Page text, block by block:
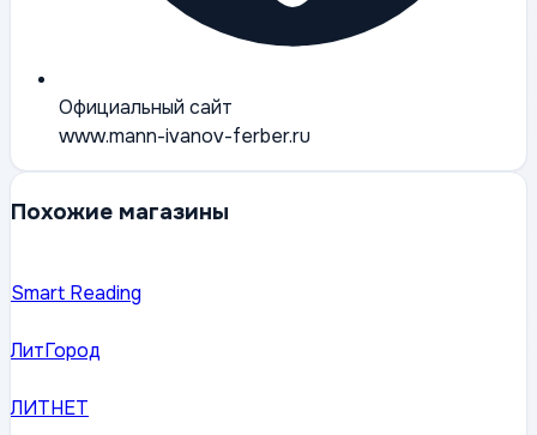
Официальный сайт
www.mann-ivanov-ferber.ru
Похожие магазины
Smart Reading
ЛитГород
ЛИТНЕТ